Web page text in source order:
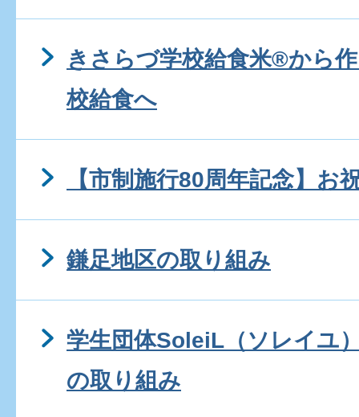
きさらづ学校給食米®から
校給食へ
【市制施行80周年記念】お
鎌足地区の取り組み
学生団体SoleiL（ソレイユ
の取り組み